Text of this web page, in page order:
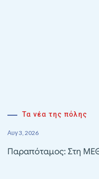
Τα νέα της πόλης
Αυγ 3, 2026
Παραπόταμος: Στη